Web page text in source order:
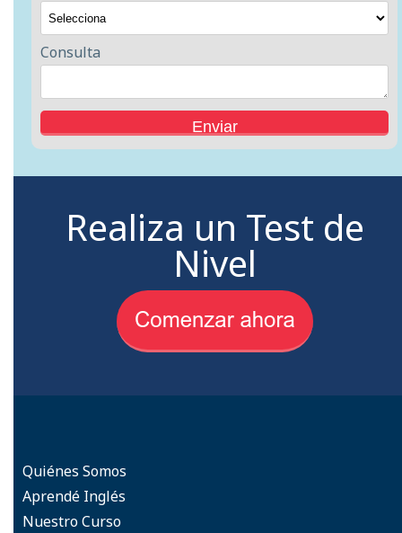
Consulta
Realiza un Test de
Nivel
Quiénes Somos
Aprendé Inglés
Nuestro Curso